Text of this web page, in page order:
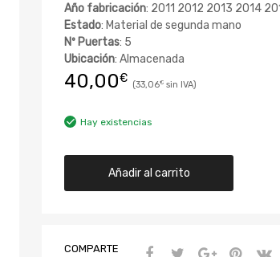
Año fabricación: 2011 2012 2013 2014
Estado: Material de segunda mano
Nº Puertas: 5
Ubicación: Almacenada
40,00€ 33,06€
Hay existencias
Añadir al carrito
COMPARTE